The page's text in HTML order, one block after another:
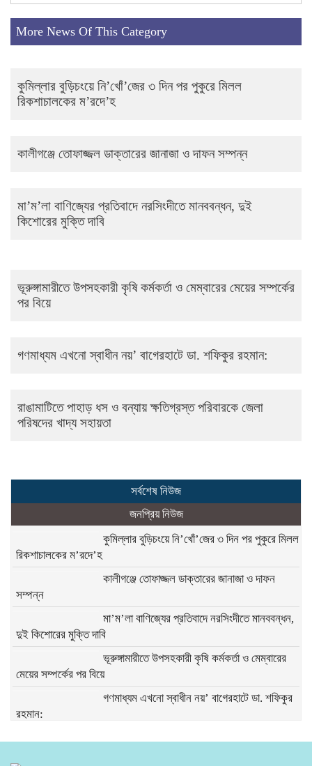
More News Of This Category
কুমিল্লার বুড়িচংয়ে নি’খোঁ’জের ৩ দিন পর পুকুরে মিলল
রিকশাচালকের ম’রদে’হ
কালীগঞ্জে তোফাজ্জল ডাক্তারের জানাজা ও দাফন সম্পন্ন
মা’ম’লা বাণিজ্যের প্রতিবাদে নরসিংদীতে মানববন্ধন, দুই
কিশোরের মুক্তি দাবি
ভূরুঙ্গামারীতে উপসহকারী কৃষি কর্মকর্তা ও মেম্বারের মেয়ের সম্পর্কের
পর বিয়ে
গণমাধ্যম এখনো স্বাধীন নয়’ বাগেরহাটে ডা. শফিকুর রহমান:
রাঙামাটিতে পাহাড় ধস ও বন্যায় ক্ষতিগ্রস্ত পরিবারকে জেলা
পরিষদের খাদ্য সহায়তা
সর্বশেষ নিউজ
জনপ্রিয় নিউজ
কুমিল্লার বুড়িচংয়ে নি’খোঁ’জের ৩ দিন পর পুকুরে মিলল
রিকশাচালকের ম’রদে’হ
কালীগঞ্জে তোফাজ্জল ডাক্তারের জানাজা ও দাফন
সম্পন্ন
মা’ম’লা বাণিজ্যের প্রতিবাদে নরসিংদীতে মানববন্ধন,
দুই কিশোরের মুক্তি দাবি
ভূরুঙ্গামারীতে উপসহকারী কৃষি কর্মকর্তা ও মেম্বারের
মেয়ের সম্পর্কের পর বিয়ে
গণমাধ্যম এখনো স্বাধীন নয়’ বাগেরহাটে ডা. শফিকুর
রহমান: